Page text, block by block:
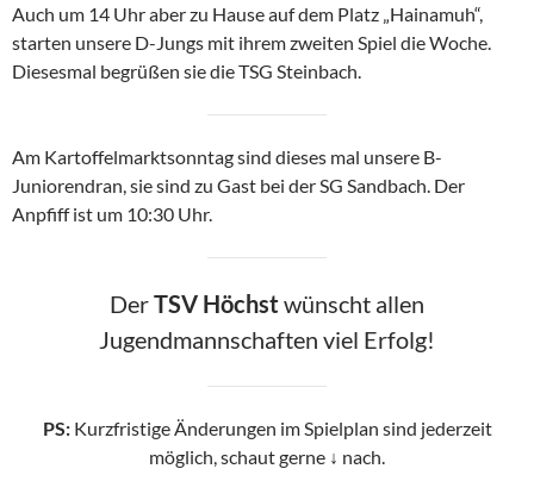
Auch um 14 Uhr aber zu Hause auf dem Platz „Hainamuh“,
starten unsere D-Jungs mit ihrem zweiten Spiel die Woche.
Diesesmal begrüßen sie die TSG Steinbach.
Am Kartoffelmarktsonntag sind dieses mal unsere B-
Juniorendran, sie sind zu Gast bei der SG Sandbach. Der
Anpfiff ist um 10:30 Uhr.
DerTSV Höchst wünscht allen
Jugendmannschaften viel Erfolg!
PS: Kurzfristige Änderungen im Spielplan sind jederzeit
möglich, schaut gerne ↓ nach.